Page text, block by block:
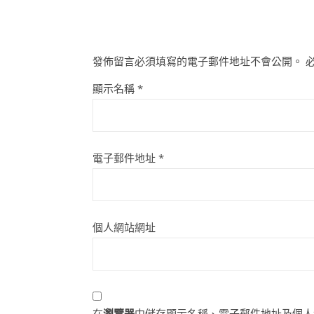
發佈留言必須填寫的電子郵件地址不會公開。
顯示名稱 *
電子郵件地址 *
個人網站網址